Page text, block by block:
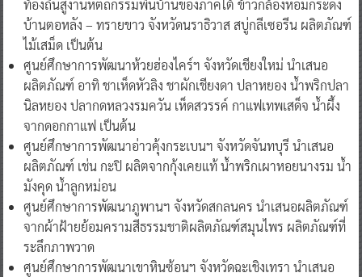
ท้องถิ่นสู่งานหัตถกรรมพื้นบ้านของภาคใต้ ข้าวกล้องหอมกระดัง
บ้านตอหลัง – ทรายขาว จังหวัดนราธิวาส สบู่กลีเซอรีน ผลิตภัณฑ์
ไม้เสม็ด เป็นต้น
ศูนย์ศึกษาการพัฒนาห้วยฮ่องไคร์ฯ จังหวัดเชียงใหม่ นำเสนอ
ผลิตภัณฑ์ อาทิ ชาเห็ดหัวลิง ชาผักเชียงดา ปลาหยอง น้ำพริกปลา
นิลหยอง ปลากดหลวงรมควัน เห็ดสวรรค์ กาแฟเทพเสด็จ น้ำผึ้ง
จากดอกกาแฟ เป็นต้น
ศูนย์ศึกษาการพัฒนาอ่าวคุ้งกระเบนฯ จังหวัดจันทบุรี นำเสนอ
ผลิตภัณฑ์ เช่น กะปิ ผลิตจากกุ้งเคยแท้ น้ำพริกเผาหอยนางรม น้ำ
มังคุด น้ำลูกหม่อน
ศูนย์ศึกษาการพัฒนาภูพานฯ จังหวัดสกลนคร นำเสนอผลิตภัณฑ์
จากผ้าฝ้ายย้อมครามสีธรรมชาติผลิตภัณฑ์สมุนไพร ผลิตภัณฑ์ที่
ระลึกภาพวาด
ศูนย์ศึกษาการพัฒนาเขาหินซ้อนฯ จังหวัดฉะเชิงเทรา นำเสนอ